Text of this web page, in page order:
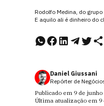
Rodolfo Medina, do
E aquilo ali é dinheiro do
Daniel Giussani
Repórter de
Publicado em 9 de junho
Última atualização em 9